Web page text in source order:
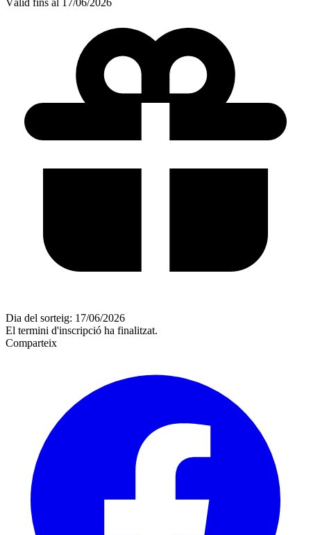
Vàlid fins al 17/06/2026
Dia del sorteig: 17/06/2026
El termini d'inscripció ha finalitzat.
Comparteix